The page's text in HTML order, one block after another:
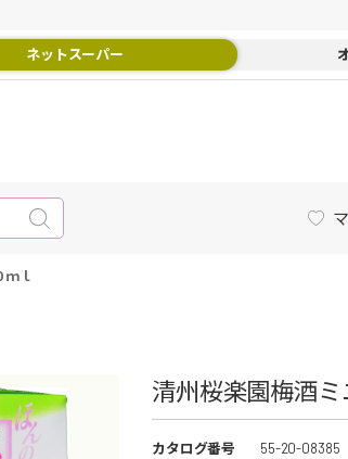
ネットスーパー
ｍｌ
清州桜楽園梅酒
カタログ番号
55-20-08385